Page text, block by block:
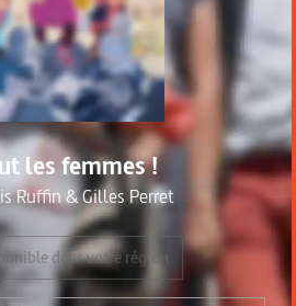
les femmes !
Ruffin&Gilles Perret
dans votre région